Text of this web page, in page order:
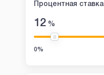
Процентная ставка
12%
0%